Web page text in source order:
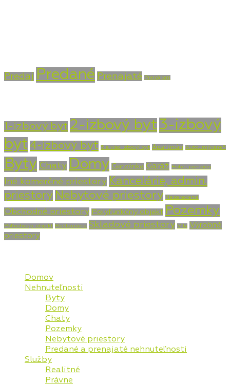
Predaj Predané Prenajaté Prenájom
1-izbový byt 2-izbový byt 3-izbový
byt 4-izbový byt 5 a viac izbový byt Apartmán Autoumývareň
Byty Chaty Domy Garzónka Garáž Hotel, penzión
Iné komerčné priestory Kancelárie, admin.
priestory Nebytové priestory Nezaradené
Obchodné priestory Polyfunkčný objekt Pozemky
Poľnohosp. objekt Reštaurácia Skladové priestory Vila Výrobné
priestory
Domov
Nehnuteľnosti
Byty
Domy
Chaty
Pozemky
Nebytové priestory
Predané a prenajaté nehnuteľnosti
Služby
Realitné
Právne